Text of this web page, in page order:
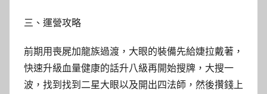
三、運營攻略
前期用喪屍加龍族過渡，大眼的裝備先給婕拉戴著，
快速升級血量健康的話升八級再開始搜牌，大搜一
波，找到找到二星大眼以及開出四法師，然後攢錢上